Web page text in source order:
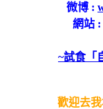
微博 :
網站 :
~試食「
歡迎去我